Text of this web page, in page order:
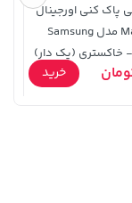
خرید
پاک کنی اورجینال
Master Quality مدل Samsung
خرید